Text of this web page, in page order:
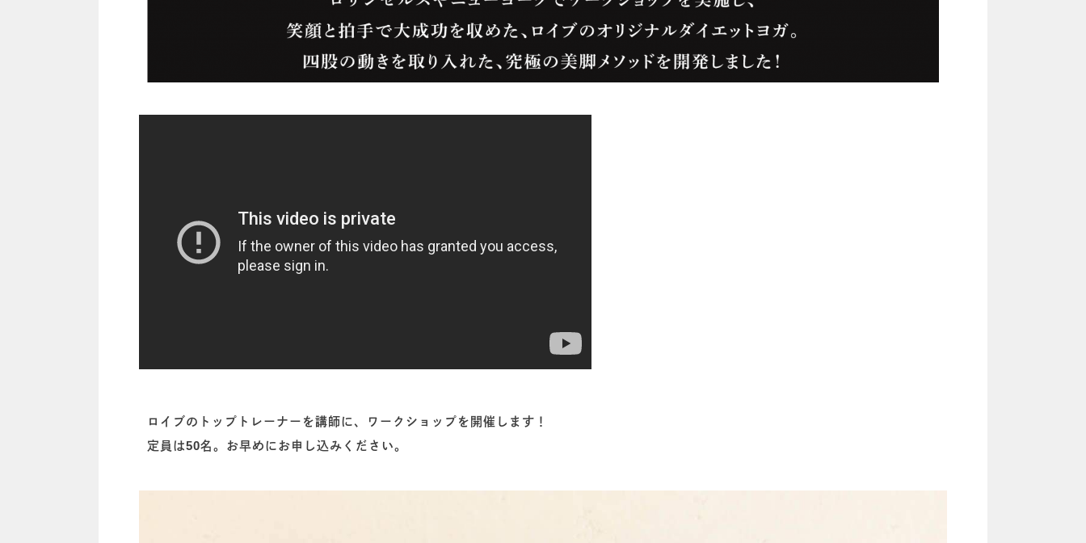
ロイブのトップトレーナーを講師に、ワークショップを開催します！
定員は50名。お早めにお申し込みください。